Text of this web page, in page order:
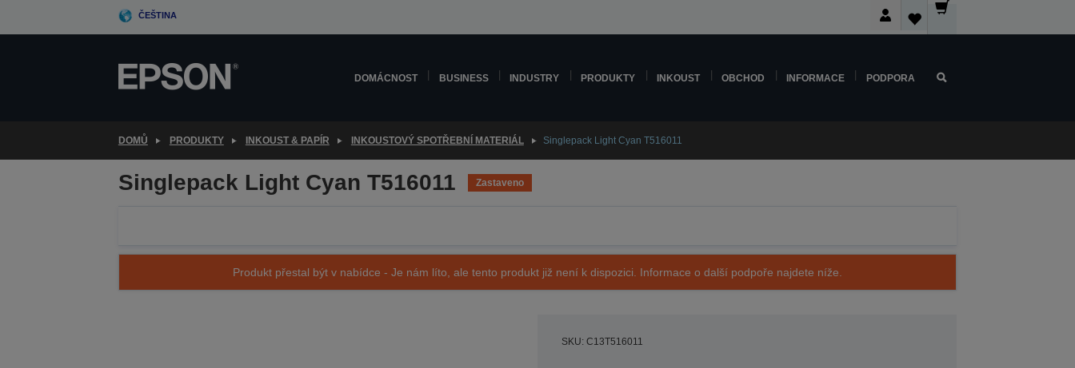
ČEŠTINA
DOMÁCNOST BUSINESS INDUSTRY PRODUKTY INKOUST OBCHOD INFORMACE PODPORA
DOMŮ PRODUKTY INKOUST & PAPÍR INKOUSTOVÝ SPOTŘEBNÍ MATERIÁL Singlepack Light Cyan T516011
Singlepack Light Cyan T516011 Zastaveno
Produkt přestal být v nabídce - Je nám líto, ale tento produkt již není k dispozici. Informace o další podpoře najdete níže.
SKU: C13T516011